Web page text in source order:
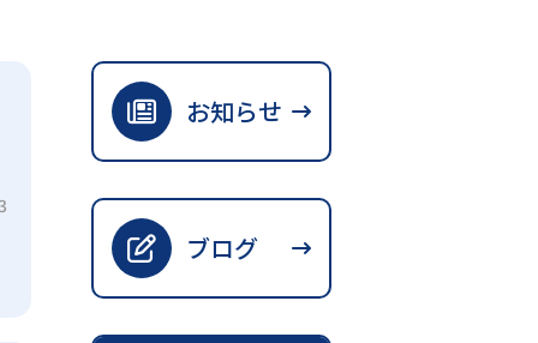
お知らせ
ブログ